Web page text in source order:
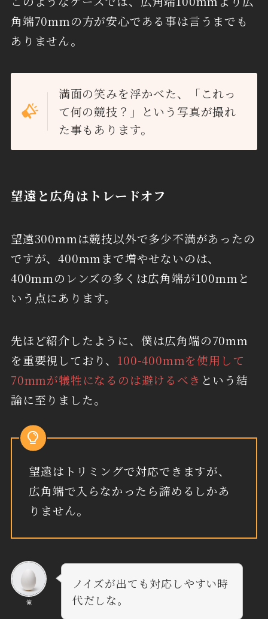
角端70mmの方が安心である事は言うまでも
ありません。
満面の笑みを浮かべた、「これっ
て何の競技？」という写真が撮れ
た事もあります。
望遠と広角はトレードオフ
望遠300mmは競技以外で多少不満があったの
ですが、400mmまで増やせないのは、
400mmのレンズの多くは広角端が100mmと
いう点にあります。
先ほど紹介したように、僕は広角端の70mm
を重要視しており、 100-400mmを使用して
70mmが犠牲になるのは避けるべき という結
論に至りました。
望遠はトリミングで対応できますが、
広角端で入らなかったら諦めるしかあ
りません。
俺
ノイズが出ても対応しやすい時
代だしな。